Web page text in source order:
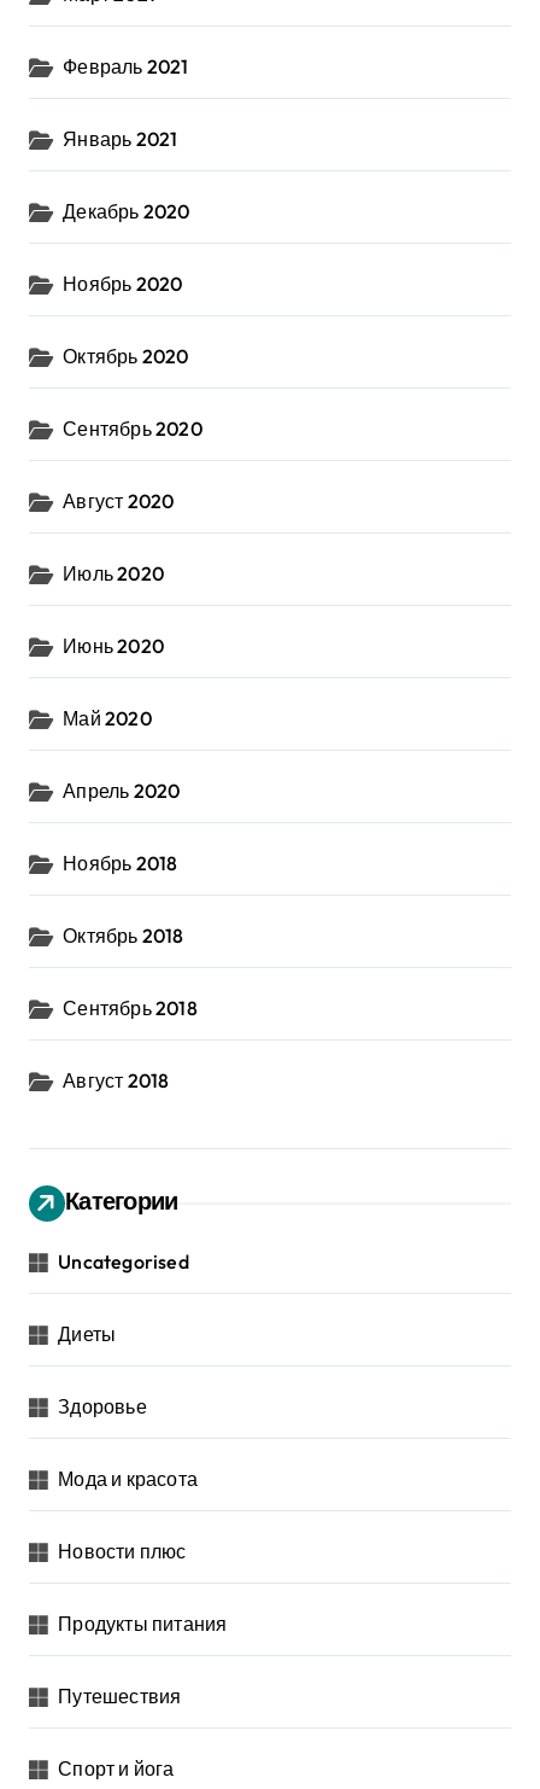
Февраль 2021
Январь 2021
Декабрь 2020
Ноябрь 2020
Октябрь 2020
Сентябрь 2020
Август 2020
Июль 2020
Июнь 2020
Май 2020
Апрель 2020
Ноябрь 2018
Октябрь 2018
Сентябрь 2018
Август 2018
Категории
Uncategorised
Диеты
Здоровье
Мода и красота
Новости плюс
Продукты питания
Путешествия
Спорт и йога